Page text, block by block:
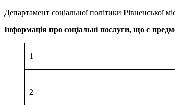
Департамент соціальної політики Рівненської
Інформація про соціальні послуги, що є
1
2